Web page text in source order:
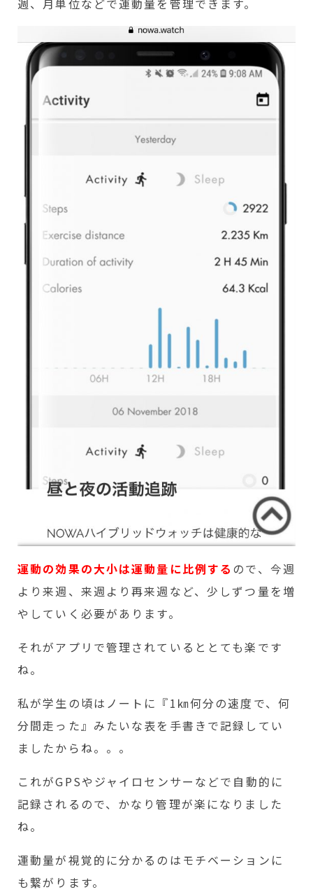
運動の効果の大小は運動量に比例する ので、今週
より来週、来週より再来週など、少しずつ量を増
やしていく必要があります。
それがアプリで管理されているととても楽です
ね。
私が学生の頃はノートに『1㎞何分の速度で、何
分間走った』みたいな表を手書きで記録してい
ましたからね。。。
これがGPSやジャイロセンサーなどで自動的に
記録されるので、かなり管理が楽になりました
ね。
運動量が視覚的に分かるのはモチベーションに
も繋がります。